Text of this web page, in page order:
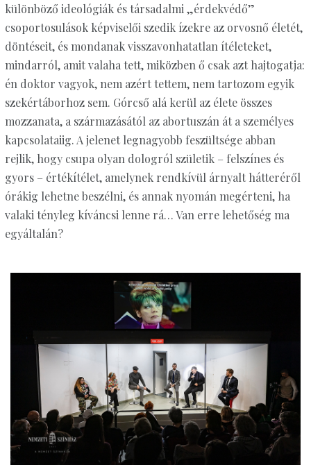
különböző ideológiák és társadalmi „érdekvédő”
csoportosulások képviselői szedik ízekre az orvosnő életét,
döntéseit, és mondanak visszavonhatatlan ítéleteket,
mindarról, amit valaha tett, miközben ő csak azt hajtogatja:
én doktor vagyok, nem azért tettem, nem tartozom egyik
szekértáborhoz sem. Górcső alá kerül az élete összes
mozzanata, a származásától az abortuszán át a személyes
kapcsolataiig. A jelenet legnagyobb feszültsége abban
rejlik, hogy csupa olyan dologról születik – felszínes és
gyors – értékítélet, amelynek rendkívül árnyalt hátteréről
órákig lehetne beszélni, és annak nyomán megérteni, ha
valaki tényleg kíváncsi lenne rá… Van erre lehetőség ma
egyáltalán?